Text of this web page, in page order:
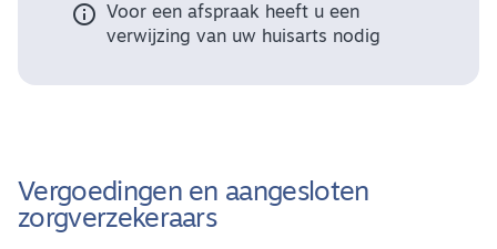

Voor een afspraak heeft u een
verwijzing van uw huisarts nodig
Vergoedingen en aangesloten
zorgverzekeraars